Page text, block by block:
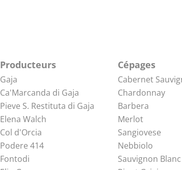
Producteurs
Gaja
Ca'Marcanda di Gaja
Pieve S. Restituta di Gaja
Elena Walch
Col d'Orcia
Podere 414
Fontodi
Cépages
Cabernet
Chardonnay
Barbera
Merlot
Sangiovese
Nebbiolo
Sauvignon Blanc